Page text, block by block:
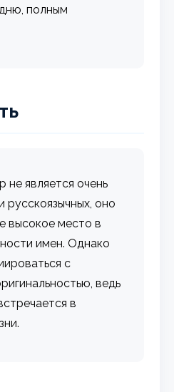
полным
не является очень
русскоязычных, оно
высокое место в
имен. Однако
с
ведь
в